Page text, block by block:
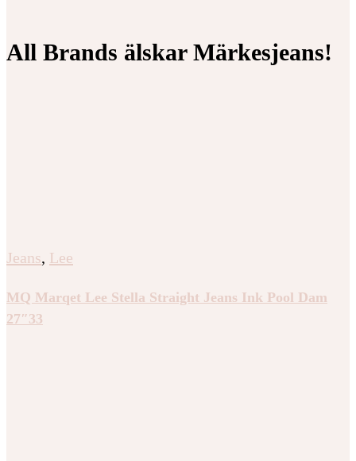
All Brands älskar Märkesjeans!
Jeans, Lee
MQ Marqet Lee Stella Straight Jeans Ink Pool Dam
27″33